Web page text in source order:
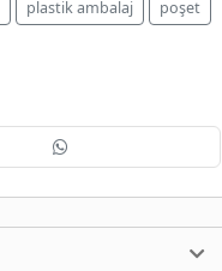
plastik ambalaj
poşet